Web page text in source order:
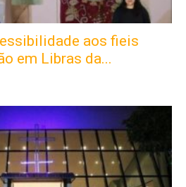
aos fieis
em Libras da...